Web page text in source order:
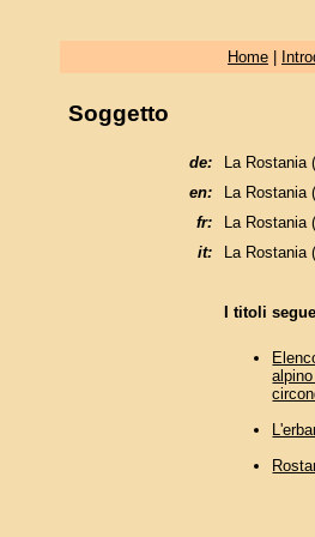
Home|
Soggetto
de:
La
en:
La
fr:
La
it:
La
I titoli